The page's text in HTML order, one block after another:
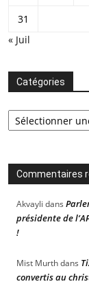
31
« Juil
Catégories
Catégories
Commentaires
Akvayli dans
présidente de
!
Mist Murthdans
convertis au